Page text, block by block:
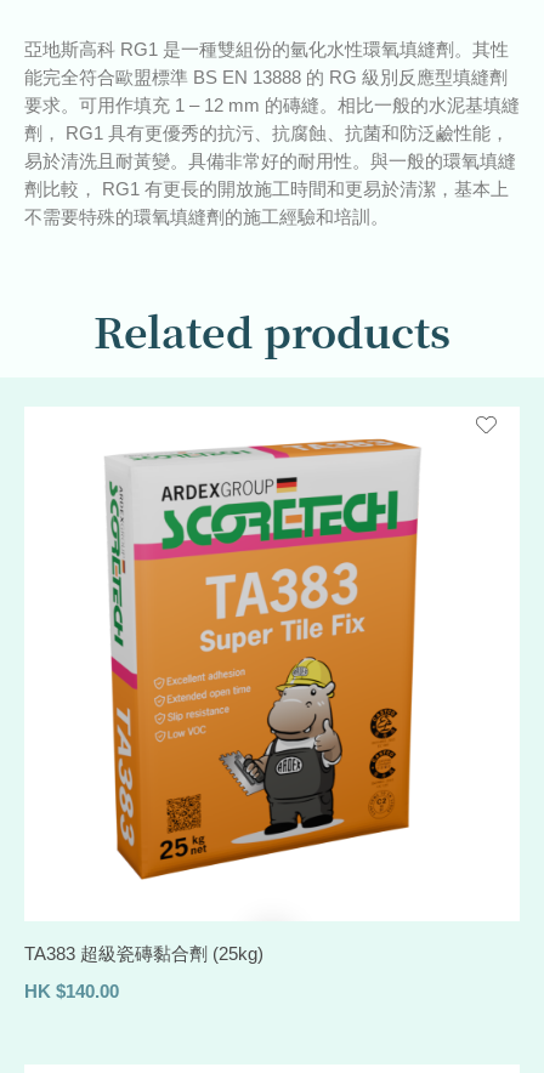
亞地斯高科 RG1 是一種雙組份的氫化水性環氧填縫劑。其性
能完全符合歐盟標準 BS EN 13888 的 RG 級別反應型填縫劑
要求。可用作填充 1 ‒ 12 mm 的磚縫。相比一般的水泥基填縫
劑， RG1 具有更優秀的抗污、抗腐蝕、抗菌和防泛鹼性能，
易於清洗且耐黃變。具備非常好的耐用性。與一般的環氧填縫
劑比較， RG1 有更長的開放施工時間和更易於清潔，基本上
不需要特殊的環氧填縫劑的施工經驗和培訓。
Related products
TA383 超級瓷磚黏合劑 (25kg)
HK $140.00